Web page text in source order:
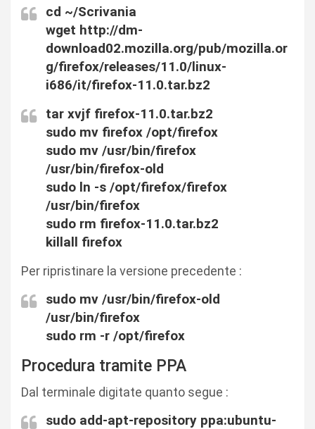
cd ~/Scrivania
wget http://dm-
download02.mozilla.org/pub/mozilla.or
g/firefox/releases/11.0/linux-
i686/it/firefox-11.0.tar.bz2
tar xvjf firefox-11.0.tar.bz2
sudo mv firefox /opt/firefox
sudo mv /usr/bin/firefox
/usr/bin/firefox-old
sudo ln -s /opt/firefox/firefox
/usr/bin/firefox
sudo rm firefox-11.0.tar.bz2
killall firefox
Per ripristinare la versione precedente :
sudo mv /usr/bin/firefox-old
/usr/bin/firefox
sudo rm -r /opt/firefox
Procedura tramite PPA
Dal terminale digitate quanto segue :
sudo add-apt-repository ppa:ubuntu-